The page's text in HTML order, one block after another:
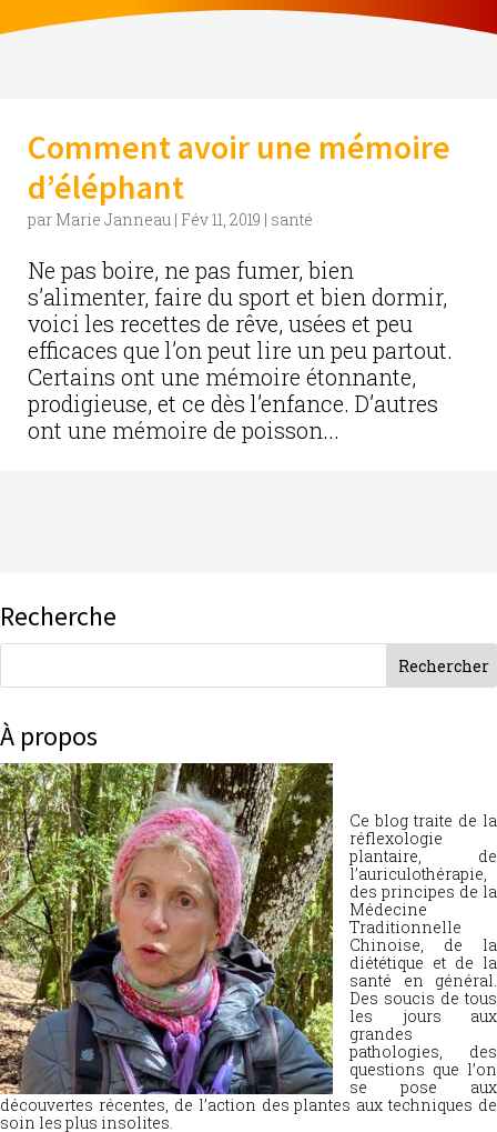
Comment avoir une mémoire
d’éléphant
par Marie Janneau | Fév 11, 2019 | santé
Ne pas boire, ne pas fumer, bien
s’alimenter, faire du sport et bien dormir,
voici les recettes de rêve, usées et peu
efficaces que l’on peut lire un peu partout.
Certains ont une mémoire étonnante,
prodigieuse, et ce dès l’enfance. D’autres
ont une mémoire de poisson...
Recherche
À propos
Ce blog traite de la
réflexologie
plantaire, de
l’auriculothérapie,
des principes de la
Médecine
Traditionnelle
Chinoise, de la
diététique et de la
santé en général.
Des soucis de tous
les jours aux
grandes
pathologies, des
questions que l’on
se pose aux
découvertes récentes, de l’action des plantes aux techniques de
soin les plus insolites.